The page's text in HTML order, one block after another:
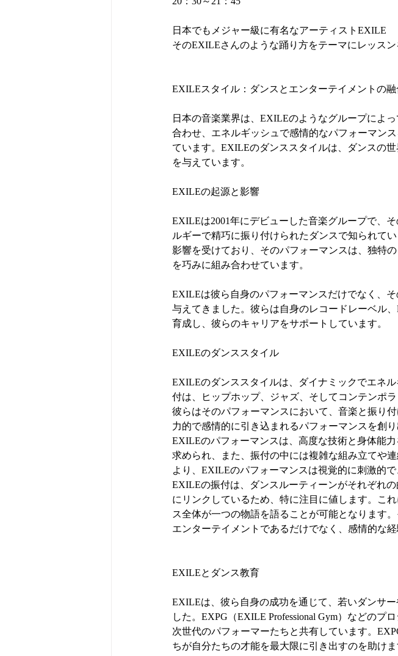
日本でもメジャー級に有名なアーティストEXILE
そのEXILEさんのような踊り方をテーマにレッスン
EXILEスタイル：ダンスとエンターテイメントの融
日本の音楽業界は、EXILEのようなグループによ
合わせ、エネルギッシュで感情的なパフォーマン
ています。EXILEのダンススタイルは、ダンスの
を与えています。
EXILEの起源と影響
EXILEは2001年にデビューした音楽グループで、
ルギーで精巧に振り付けられたダンスで知られて
影響を受けており、そのパフォーマンスは、独特
を巧みに組み合わせています。
EXILEは彼ら自身のパフォーマンスだけでなく、
与えてきました。彼らは自身のレコードレーベル
育成し、彼らのキャリアをサポートしています。
EXILEのダンススタイル
EXILEのダンススタイルは、ダイナミックでエネ
付は、ヒップホップ、ジャズ、そしてコンテンポ
彼らはそのパフォーマンスにおいて、音楽と振り
力的で感情的に引き込まれるパフォーマンスを創り
EXILEのパフォーマンスは、高度な技術と身体能
求められ、また、振付の中には複雑な組み立てや
より、EXILEのパフォーマンスは視覚的に刺激的
EXILEの振付は、ダンスルーティーンがそれぞれ
にリンクしているため、特に注目に値します。こ
ス全体が一つの物語を語ることが可能となります
エンターテイメントであるだけでなく、感情的な経
EXILEとダンス教育
EXILEは、彼ら自身の成功を通じて、若いダンサ
した。EXPG（EXILE Professional Gym）などの
次世代のパフォーマーたちと共有しています。
ちが自分たちの才能を最大限に引き出すのを助けま